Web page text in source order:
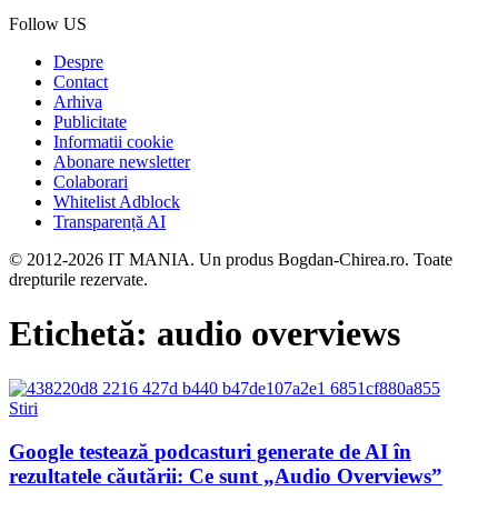
Follow US
Despre
Contact
Arhiva
Publicitate
Informatii cookie
Abonare newsletter
Colaborari
Whitelist Adblock
Transparență AI
© 2012-2026 IT MANIA. Un produs Bogdan-Chirea.ro. Toate
drepturile rezervate.
Etichetă: audio overviews
Stiri
Google testează podcasturi generate de AI în
rezultatele căutării: Ce sunt „Audio Overviews”